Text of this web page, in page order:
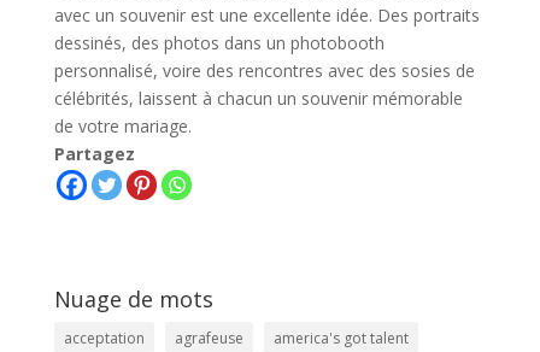
avec un souvenir est une excellente idée. Des portraits
dessinés, des photos dans un photobooth
personnalisé, voire des rencontres avec des sosies de
célébrités, laissent à chacun un souvenir mémorable
de votre mariage.
Partagez
Nuage de mots
acceptation agrafeuse
america's got talent